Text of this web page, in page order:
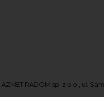
AZMET RADOM sp. z o.o., ul.